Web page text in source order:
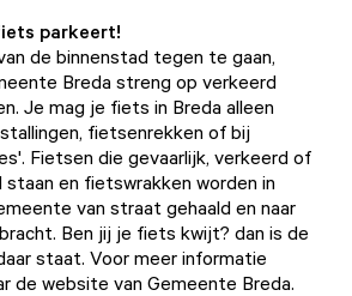
parkeert!
de binnenstad tegen te gaan,
Breda streng op verkeerd
Je mag je fiets in Breda alleen
fietsenrekken of bij
Fietsen die gevaarlijk, verkeerd of
en fietswrakken worden in
van straat gehaald en naar
Ben jij je fiets kwijt? dan is de
staat. Voor meer informatie
de website van Gemeente Breda.